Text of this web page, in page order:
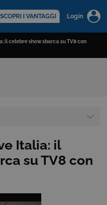
SCOPRI I VANTAGGI Login
il celebre show sbarca su TV8 con
Italia: il
su TV8 con